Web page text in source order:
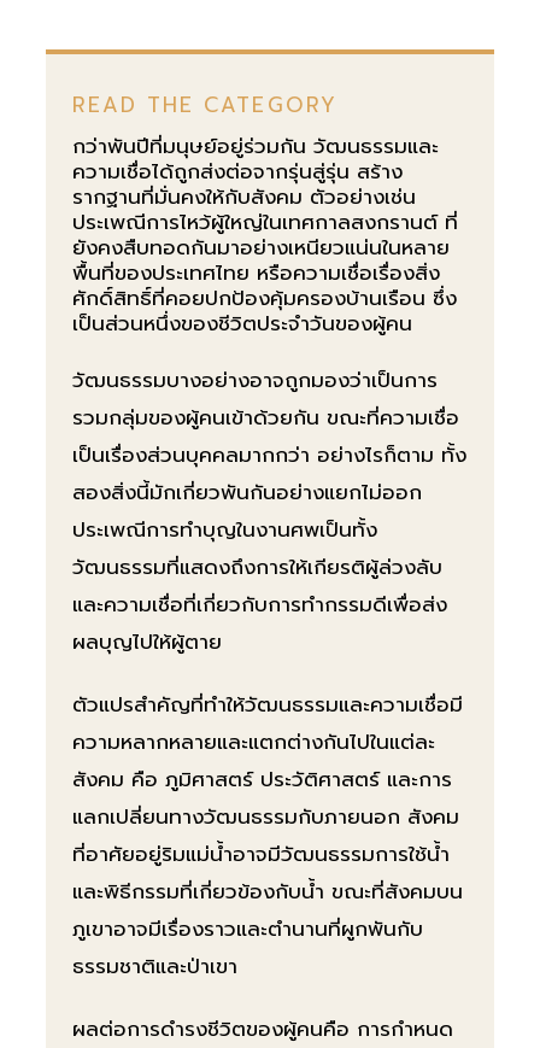
READ THE CATEGORY
กว่าพันปีที่มนุษย์อยู่ร่วมกัน วัฒนธรรมและ
ความเชื่อได้ถูกส่งต่อจากรุ่นสู่รุ่น สร้าง
รากฐานที่มั่นคงให้กับสังคม ตัวอย่างเช่น
ประเพณีการไหว้ผู้ใหญ่ในเทศกาลสงกรานต์ ที่
ยังคงสืบทอดกันมาอย่างเหนียวแน่นในหลาย
พื้นที่ของประเทศไทย หรือความเชื่อเรื่องสิ่ง
ศักดิ์สิทธิ์ที่คอยปกป้องคุ้มครองบ้านเรือน ซึ่ง
เป็นส่วนหนึ่งของชีวิตประจำวันของผู้คน
วัฒนธรรมบางอย่างอาจถูกมองว่าเป็นการ
รวมกลุ่มของผู้คนเข้าด้วยกัน ขณะที่ความเชื่อ
เป็นเรื่องส่วนบุคคลมากกว่า อย่างไรก็ตาม ทั้ง
สองสิ่งนี้มักเกี่ยวพันกันอย่างแยกไม่ออก
ประเพณีการทำบุญในงานศพเป็นทั้ง
วัฒนธรรมที่แสดงถึงการให้เกียรติผู้ล่วงลับ
และความเชื่อที่เกี่ยวกับการทำกรรมดีเพื่อส่ง
ผลบุญไปให้ผู้ตาย
ตัวแปรสำคัญที่ทำให้วัฒนธรรมและความเชื่อมี
ความหลากหลายและแตกต่างกันไปในแต่ละ
สังคม คือ ภูมิศาสตร์ ประวัติศาสตร์ และการ
แลกเปลี่ยนทางวัฒนธรรมกับภายนอก สังคม
ที่อาศัยอยู่ริมแม่น้ำอาจมีวัฒนธรรมการใช้น้ำ
และพิธีกรรมที่เกี่ยวข้องกับน้ำ ขณะที่สังคมบน
ภูเขาอาจมีเรื่องราวและตำนานที่ผูกพันกับ
ธรรมชาติและป่าเขา
ผลต่อการดำรงชีวิตของผู้คนคือ การกำหนด